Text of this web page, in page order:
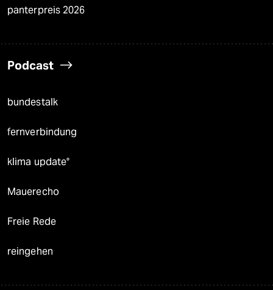
panterpreis 2026
Podcast
bundestalk
fernverbindung
klima update°
Mauerecho
Freie Rede
reingehen